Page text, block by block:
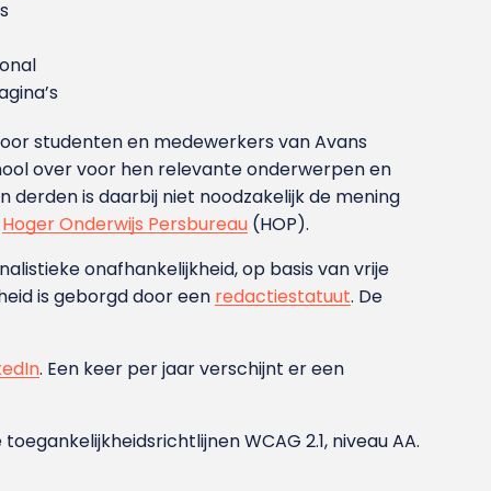
studenten en medewerkers van Avans
over voor hen relevante onderwerpen en
is daarbij niet noodzakelijk de mening
Hoger Onderwijs Persbureau (HOP).
onafhankelijkheid, op basis van vrije
is geborgd door een redactiestatuut. De
. Een keer per jaar verschijnt er een
WCAG 2.1, niveau AA.